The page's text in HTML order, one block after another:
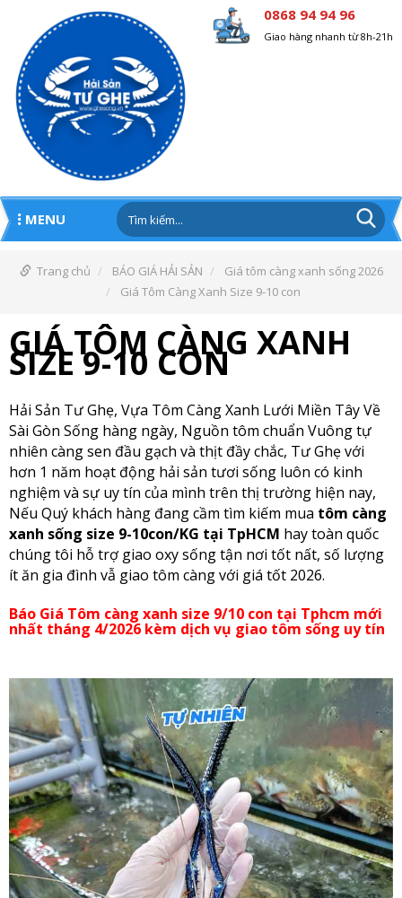
0868 94 94 96
Giao hàng nhanh từ 8h-21h
MENU
Trang chủ BÁO GIÁ HẢI SẢN
Giá tôm càng xanh sống 2026
Giá Tôm Càng Xanh Size 9-10 con
GIÁ TÔM CÀNG XANH
SIZE 9-10 CON
Hải Sản Tư Ghẹ, Vựa Tôm Càng Xanh Lưới Miền Tây Về
Sài Gòn Sống hàng ngày, Nguồn tôm chuẩn Vuông tự
nhiên càng sen đầu gạch và thịt đầy chắc, Tư Ghẹ với
hơn 1 năm hoạt động hải sản tươi sống luôn có kinh
nghiệm và sự uy tín của mình trên thị trường hiện nay,
Nếu Quý khách hàng đang cầm tìm kiếm mua tôm càng
xanh sống size 9-10con/KG tại TpHCM hay toàn quốc
chúng tôi hỗ trợ giao oxy sống tận nơi tốt nất, số lượng
ít ăn gia đình vẫ giao tôm càng với giá tốt 2026.
Báo Giá Tôm càng xanh size 9/10 con tại Tphcm mới
nhất tháng 4/2026 kèm dịch vụ giao tôm sống uy tín